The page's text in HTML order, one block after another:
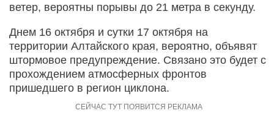
ветер, вероятны порывы до 21 метра в секунду.
Днем 16 октября и сутки 17 октября на
территории Алтайского края, вероятно, объявят
штормовое предупреждение. Связано это будет с
прохождением атмосферных фронтов
пришедшего в регион циклона.